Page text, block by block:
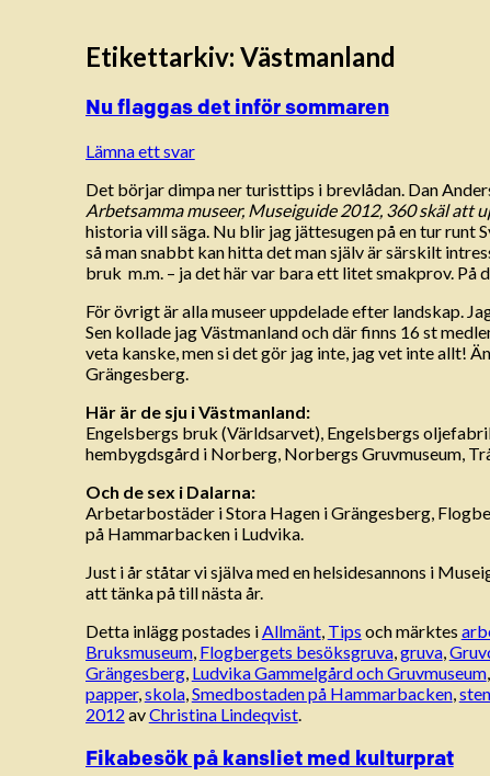
Etikettarkiv: Västmanland
Nu flaggas det inför sommaren
Lämna ett svar
Det börjar dimpa ner turisttips i brevlådan. Dan
Arbetsamma museer, Museiguide 2012, 360 skäl att
historia vill säga. Nu blir jag jättesugen på en tur runt
så man snabbt kan hitta det man själv är särskilt
bruk m.m. – ja det här var bara ett litet smakprov. På
För övrigt är alla museer uppdelade efter landskap.
Sen kollade jag Västmanland och där finns 16 st
veta kanske, men si det gör jag inte, jag vet inte allt!
Grängesberg.
Här är de sju i Västmanland:
Engelsbergs bruk (Världsarvet), Engelsbergs
hembygdsgård i Norberg, Norbergs Gruvmuseum,
Och de sex i Dalarna:
Arbetarbostäder i Stora Hagen i Grängesberg,
på Hammarbacken i Ludvika.
Just i år ståtar vi själva med en helsidesannons i
att tänka på till nästa år.
Detta inlägg postades iAllmänt, Tips och märktes
Bruksmuseum, Flogbergets besöksgruva,gruva,
Grängesberg, Ludvika Gammelgård och Gruvmuseum,
papper,skola,Smedbostaden på Hammarbacken,
2012 avChristina Lindeqvist.
Fikabesök på kansliet med kulturprat